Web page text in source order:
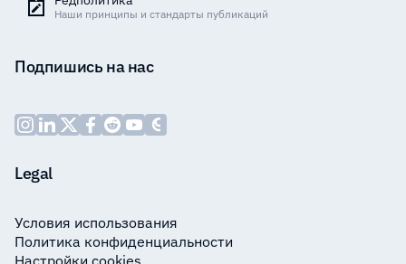
Наши принципы и стандарты публикаций
Подпишись на нас
Legal
Условия использования
Политика конфиденциальности